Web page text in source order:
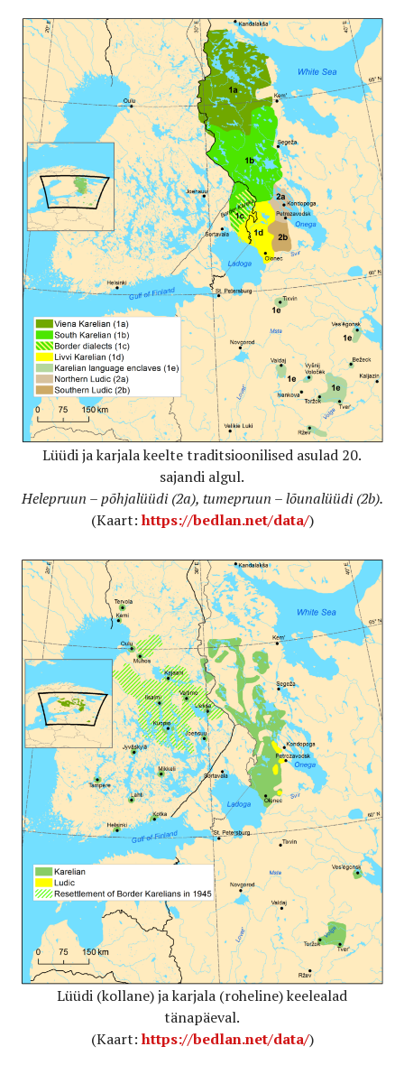
Lüüdi ja karjala keelte traditsioonilised asulad 20.
sajandi algul.
Helepruun – põhjalüüdi (2a), tumepruun – lõunalüüdi (2b).
(Kaart: https://bedlan.net/data/)
Lüüdi (kollane) ja karjala (roheline) keelealad
tänapäeval.
(Kaart: https://bedlan.net/data/)